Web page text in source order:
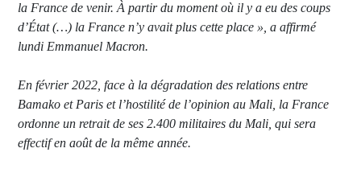
la France de venir. À partir du moment où il y a eu des coups
d’État (…) la France n’y avait plus cette place », a affirmé
lundi Emmanuel Macron.
En février 2022, face à la dégradation des relations entre
Bamako et Paris et l’hostilité de l’opinion au Mali, la France
ordonne un retrait de ses 2.400 militaires du Mali, qui sera
effectif en août de la même année.